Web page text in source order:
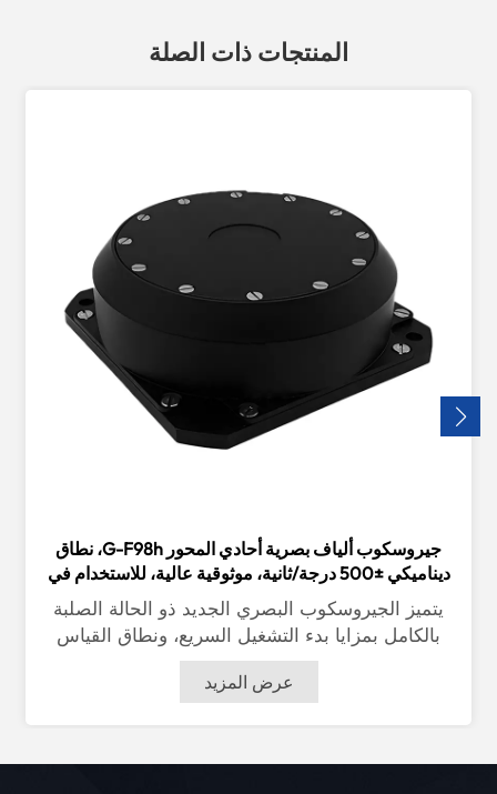
المنتجات ذات الصلة
جيروسكوب ألياف بصرية أحادي المحور G-F98h، نطاق
ديناميكي ±500 درجة/ثانية، موثوقية عالية، للاستخدام في
المركبات البحرية والجوية
يتميز الجيروسكوب البصري الجديد ذو الحالة الصلبة
بالكامل بمزايا بدء التشغيل السريع، ونطاق القياس
المحور متوسطة وعالية الدقة. الجيروسكوبات الليفية
تحديد المواقع والاتجاهات البرية، وأجهزة تحديد الشمال
عرض المزيد